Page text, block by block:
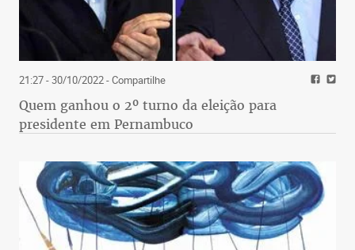
21:27 - 30/10/2022- Compartilhe
Quem ganhou o 2º turno da eleição para
presidente em Pernambuco